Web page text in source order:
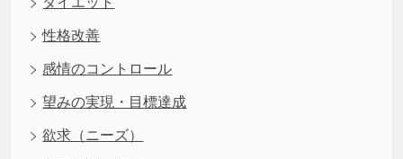
性格改善
感情のコントロール
望みの実現・目標達成
欲求（ニーズ）